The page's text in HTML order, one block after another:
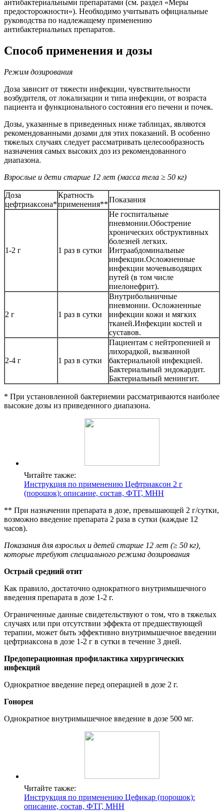
антибактериальными препаратами (см. раздел «Меры
предосторожности»). Необходимо учитывать официальные
руководства по надлежащему применению
антибактериальных препаратов.
Способ применения и дозы
Режим дозирования
Доза зависит от тяжести инфекции, чувствительности
возбудителя, от локализации и типа инфекции, от возраста
пациента и функционального состояния его печени и почек.
Дозы, указанные в приведенных ниже таблицах, являются
рекомендованными дозами для этих показаний. В особенно
тяжелых случаях следует рассматривать целесообразность
назначения самых высоких доз из рекомендованного
диапазона.
Взрослые и дети старше 12 лет (масса тела ≥ 50 кг)
Доза
цефтриаксона*
Кратность
применения**
Показания
1-2 г 1 раз в сутки
Не госпитальные
пневмонии.Обострение
хронических обструктивных
болезней легких.
Интраабдоминальные
инфекции.Осложненные
инфекции мочевыводящих
путей (в том числе
пиелонефрит).
2 г 1 раз в сутки
Внутрибольничные
пневмонии. Осложненные
инфекции кожи и мягких
тканей.Инфекции костей и
суставов.
2-4 г 1 раз в сутки
Пациентам с нейтропенией и
лихорадкой, вызванной
бактериальной инфекцией.
Бактериальный эндокардит.
Бактериальный менингит.
* При установленной бактериемии рассматриваются наиболее
высокие дозы из приведенного диапазона.
Читайте также:
Инструкция по применению Цефтриаксон 2 г
(порошок): описание, состав, ФТГ, МНН
** При назначении препарата в дозе, превышающей 2 г/сутки,
возможно введение препарата 2 раза в сутки (каждые 12
часов).
Показания для взрослых и детей старше 12 лет (≥ 50 кг),
которые требуют специального режима дозирования
Острый средний отит
Как правило, достаточно однократного внутримышечного
введения препарата в дозе 1-2 г.
Ограниченные данные свидетельствуют о том, что в тяжелых
случаях или при отсутствии эффекта от предшествующей
терапии, может быть эффективно внутримышечное введении
цефтриаксона в дозе 1-2 г в сутки в течение 3 дней.
Предоперационная профилактика хирургических
инфекций
Однократное введение перед операцией в дозе 2 г.
Гонорея
Однократное внутримышечное введение в дозе 500 мг.
Читайте также:
Инструкция по применению Цефикар (порошок):
описание, состав, ФТГ, МНН